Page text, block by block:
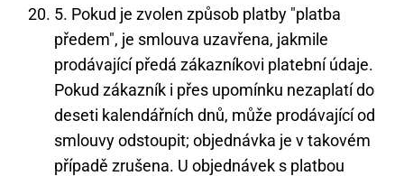
5. Pokud je zvolen způsob platby "platba
předem", je smlouva uzavřena, jakmile
prodávající předá zákazníkovi platební údaje.
Pokud zákazník i přes upomínku nezaplatí do
deseti kalendářních dnů, může prodávající od
smlouvy odstoupit; objednávka je v takovém
případě zrušena. U objednávek s platbou